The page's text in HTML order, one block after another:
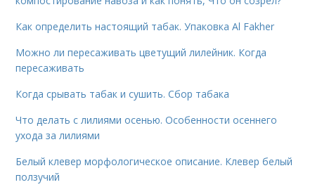
Как определить настоящий табак. Упаковка Al Fakher
Можно ли пересаживать цветущий лилейник. Когда
пересаживать
Когда срывать табак и сушить. Сбор табака
Что делать с лилиями осенью. Особенности осеннего
ухода за лилиями
Белый клевер морфологическое описание. Клевер белый
ползучий